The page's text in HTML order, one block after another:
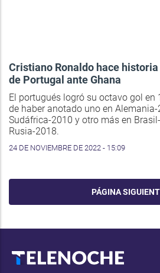
Cristiano Ronaldo hace
de Portugal ante Ghana
El portugués logró su octavo gol en
de haber anotado uno en Alemania-
Sudáfrica-2010 y otro más en
Rusia-2018.
24 DE NOVIEMBRE DE 2022 - 15:09
PÁGINA